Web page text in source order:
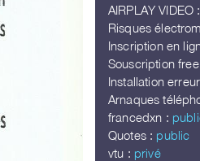
AIRPLAY VIDEO :
Risques
Inscription en
Souscription
Installation
Arnaques
francedxn :
Quotes : public
vtu : privé